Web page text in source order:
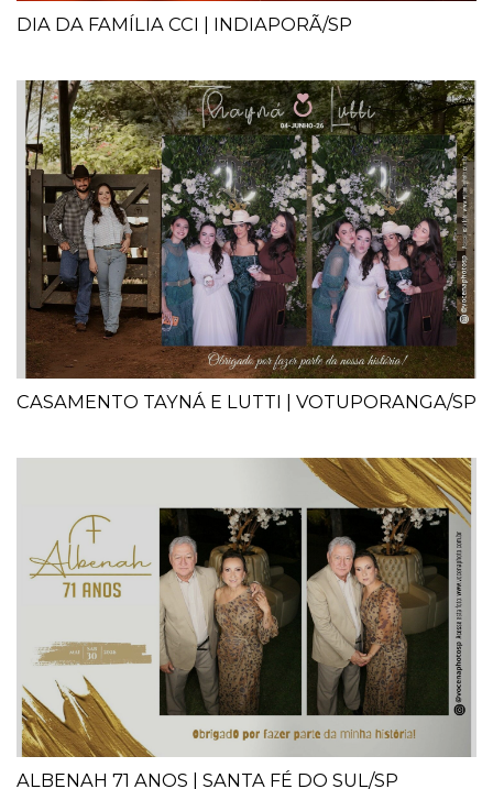
DIA DA FAMÍLIA CCI | INDIAPORÃ/SP
CASAMENTO TAYNÁ E LUTTI | VOTUPORANGA/SP
ALBENAH 71 ANOS | SANTA FÉ DO SUL/SP